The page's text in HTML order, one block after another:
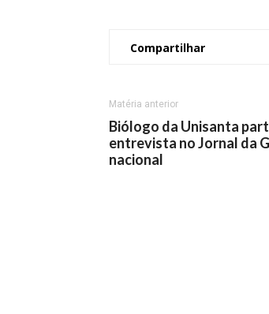
Compartilhar
Matéria anterior
Biólogo da Unisanta
entrevista no Jornal da
nacional